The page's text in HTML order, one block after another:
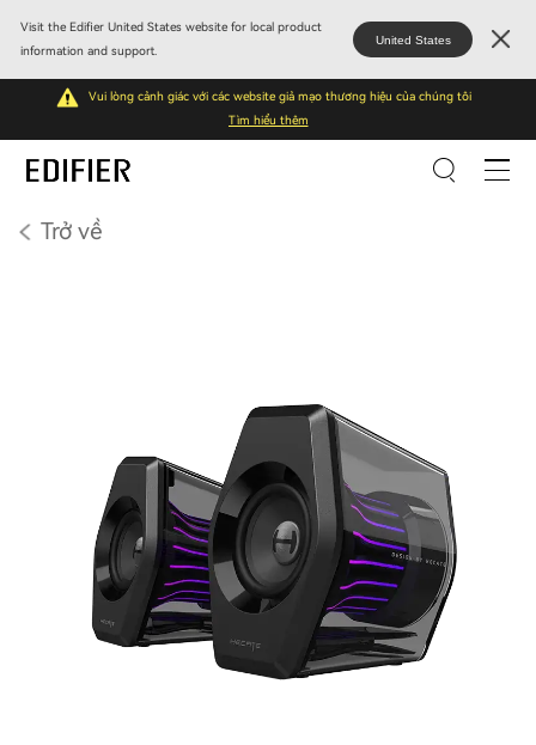
Visit the Edifier United States website for local product
information and support.
United States
Vui lòng cảnh giác với các website giả mạo thương hiệu của chúng tôi
Tìm hiểu thêm
Trở về